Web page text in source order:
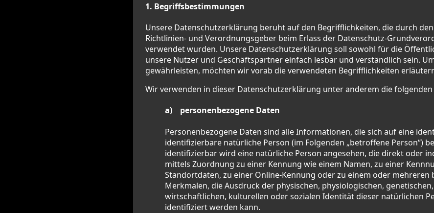
1. Begriffsbestimmungen
Unsere Datenschutzerklärung beruht auf den Begrifflichkeiten, die durch
Richtlinien- und Verordnungsgeber beim Erlass der Datenschutz-
verwendet wurden. Unsere Datenschutzerklärung soll sowohl für die
unsere Nutzer und Geschäftspartner einfach lesbar und verständlich sein.
gewährleisten, möchten wir vorab die verwendeten Begrifflichkeiten
Wir verwenden in dieser Datenschutzerklärung unter anderem die folgenden
a) personenbezogene Daten
Personenbezogene Daten sind alle Informationen, die sich auf eine
identifizierbare natürliche Person (im Folgenden „betroffene Person“)
identifizierbar wird eine natürliche Person angesehen, die direkt oder
mittels Zuordnung zu einer Kennung wie einem Namen, zu einer
Standortdaten, zu einer Online-Kennung oder zu einem oder mehreren
Merkmalen, die Ausdruck der physischen, physiologischen,
wirtschaftlichen, kulturellen oder sozialen Identität dieser natürlichen
identifiziert werden kann.